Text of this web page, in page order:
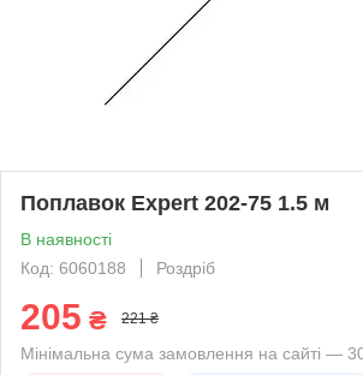
Поплавок Expert 202-75 1.5 м
В наявності
Код: 6060188
Роздріб
205 ₴ 221 ₴
Мінімальна сума замовлення на сайті —